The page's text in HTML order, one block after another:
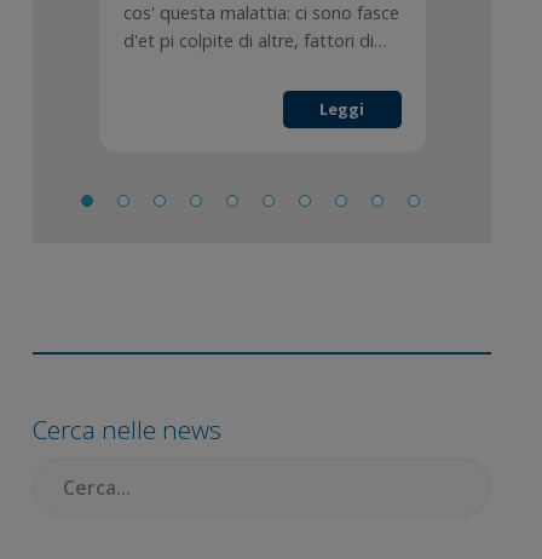
cos' questa malattia: ci sono fasce
d'et pi colpite di altre, fattori di…
Leggi
primaria
Cerca nelle news